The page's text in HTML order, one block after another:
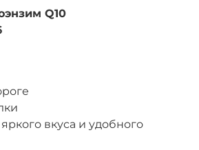
Q10
вкуса и удобного